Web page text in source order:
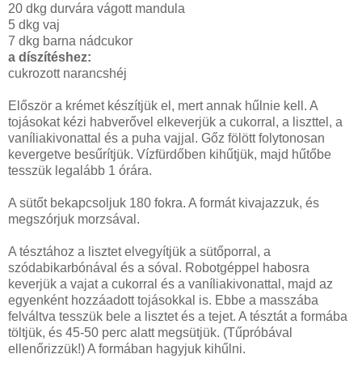
20 dkg durvára vágott mandula
5 dkg vaj
7 dkg barna nádcukor
a díszítéshez:
cukrozott narancshéj
Először a krémet készítjük el, mert annak hűlnie kell. A
tojásokat kézi habverővel elkeverjük a cukorral, a liszttel, a
vaníliakivonattal és a puha vajjal. Gőz fölött folytonosan
kevergetve besűrítjük. Vízfürdőben kihűtjük, majd hűtőbe
tesszük legalább 1 órára.
A sütőt bekapcsoljuk 180 fokra. A formát kivajazzuk, és
megszórjuk morzsával.
A tésztához a lisztet elvegyítjük a sütőporral, a
szódabikarbónával és a sóval. Robotgéppel habosra
keverjük a vajat a cukorral és a vaníliakivonattal, majd az
egyenként hozzáadott tojásokkal is. Ebbe a masszába
felváltva tesszük bele a lisztet és a tejet. A tésztát a formába
töltjük, és 45-50 perc alatt megsütjük. (Tűpróbával
ellenőrizzük!) A formában hagyjuk kihűlni.